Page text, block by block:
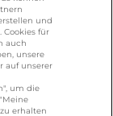
+49 (0)751
Tel: +49
und
Cookies für
auch
unsere
auf unserer
um die
erhalten